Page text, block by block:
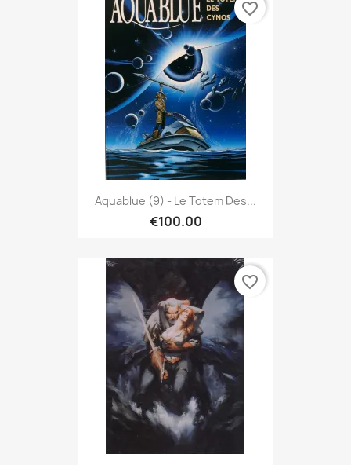
Aquablue (9) - Le Totem Des...
€100.00
favorite_border
favorite_border